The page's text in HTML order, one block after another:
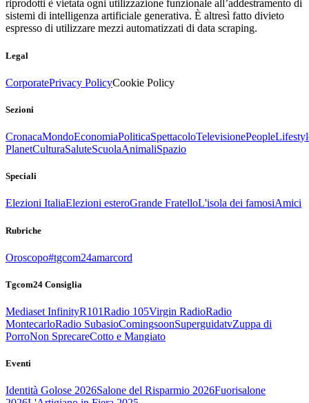
riprodotti è vietata ogni utilizzazione funzionale all’addestramento di
sistemi di intelligenza artificiale generativa. È altresì fatto divieto
espresso di utilizzare mezzi automatizzati di data scraping.
Legal
CorporatePrivacy PolicyCookie Policy
Sezioni
CronacaMondoEconomiaPoliticaSpettacoloTelevisionePeople
PlanetCulturaSaluteScuolaAnimaliSpazio
Speciali
Elezioni ItaliaElezioni esteroGrande FratelloL'isola dei famosiAmici
Rubriche
Oroscopo#tgcom24amarcord
Tgcom24 Consiglia
Mediaset InfinityR101Radio 105Virgin RadioRadio
MontecarloRadio SubasioComingsoonSuperguidatvZuppa di
PorroNon SprecareCotto e Mangiato
Eventi
Identità Golose 2026Salone del Risparmio 2026Fuorisalone